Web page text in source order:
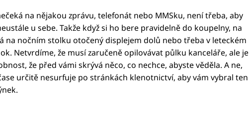
na nějakou zprávu, telefonát nebo MMSku, není třeba, aby
u sebe. Takže když si ho bere pravidelně do koupelny, na
na nočním stolku otočený displejem dolů nebo třeba v leteckém
Netvrdíme, že musí zaručeně opilovávat půlku kanceláře, ale je
že před vámi skrývá něco, co nechce, abyste věděla. A ne,
určitě nesurfuje po stránkách klenotnictví, aby vám vybral ten